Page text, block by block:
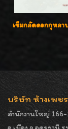
บริษัท ห้างเพชร
สำนักงานใหญ่